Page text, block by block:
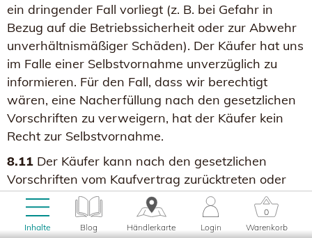
Inhalte Blog Händlerkarte Login
0
Warenkorb
ein dringender Fall vorliegt (z. B. bei Gefahr in
Bezug auf die Betriebssicherheit oder zur Abwehr
unverhältnismäßiger Schäden). Der Käufer hat uns
im Falle einer Selbstvornahme unverzüglich zu
informieren. Für den Fall, dass wir berechtigt
wären, eine Nacherfüllung nach den gesetzlichen
Vorschriften zu verweigern, hat der Käufer kein
Recht zur Selbstvornahme.
8.11 Der Käufer kann nach den gesetzlichen
Vorschriften vom Kaufvertrag zurücktreten oder
den Kaufpreis mindern, wenn eine vom Käufer für
die Nacherfüllung zu setzende Frist erfolglos
abgelaufen ist oder nach den gesetzlichen